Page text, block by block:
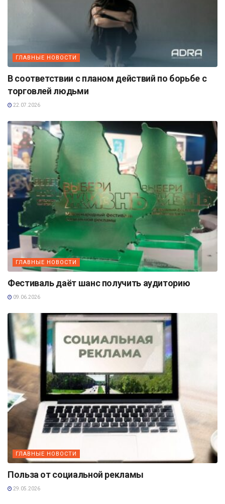
ГЛАВНЫЕ НОВОСТИ
В соответствии с планом действий по борьбе с
торговлей людьми
22.07.2026
ГЛАВНЫЕ НОВОСТИ
Фестиваль даёт шанс получить аудиторию
09.06.2026
ГЛАВНЫЕ НОВОСТИ
Польза от социальной рекламы
29.05.2026